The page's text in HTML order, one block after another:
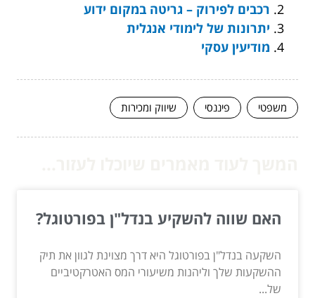
רכבים לפירוק – גריטה במקום ידוע
יתרונות של לימודי אנגלית
מודיעין עסקי
משפטי פיננסי שיווק ומכירות
האם שווה להשקיע בנדל"ן בפורטוגל?
השקעה בנדל"ן בפורטוגל היא דרך מצוינת לגוון את תיק
ההשקעות שלך וליהנות משיעורי המס האטרקטיביים
של...